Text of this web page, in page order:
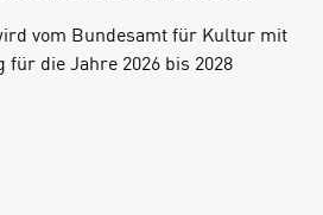
vom Bundesamt für Kultur mit
die Jahre 2026 bis 2028